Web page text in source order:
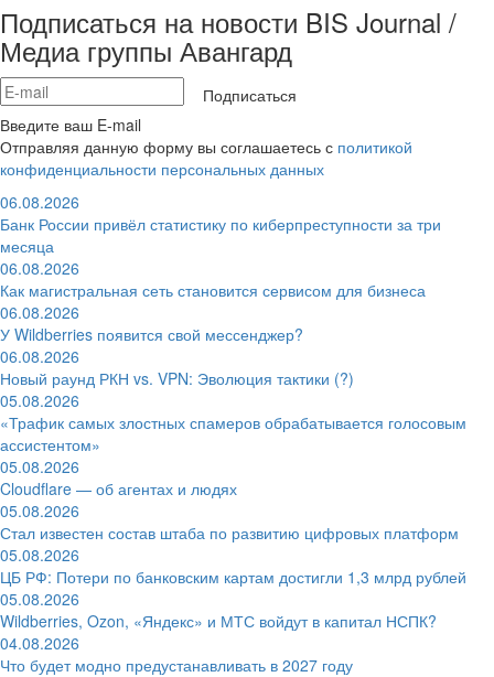
Подписаться на новости BIS Journal /
Медиа группы Авангард
Подписаться
Введите ваш E-mail
Отправляя данную форму вы соглашаетесь с политикой
конфиденциальности персональных данных
06.08.2026
Банк России привёл статистику по киберпреступности за три
месяца
06.08.2026
Как магистральная сеть становится сервисом для бизнеса
06.08.2026
У Wildberries появится свой мессенджер?
06.08.2026
Новый раунд РКН vs. VPN: Эволюция тактики (?)
05.08.2026
«Трафик самых злостных спамеров обрабатывается голосовым
ассистентом»
05.08.2026
Cloudflare — об агентах и людях
05.08.2026
Стал известен состав штаба по развитию цифровых платформ
05.08.2026
ЦБ РФ: Потери по банковским картам достигли 1,3 млрд рублей
05.08.2026
Wildberries, Ozon, «Яндекс» и МТС войдут в капитал НСПК?
04.08.2026
Что будет модно предустанавливать в 2027 году